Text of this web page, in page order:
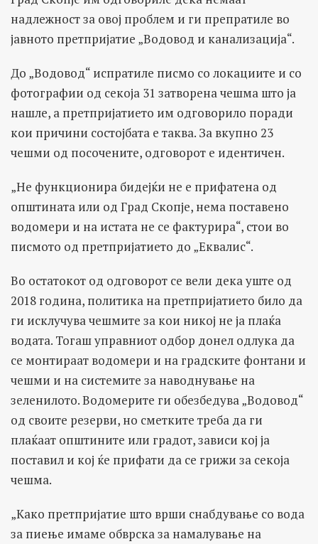
надлежност за овој проблем и ги препратиле во
јавното претпријатие „Водовод и канализација“.
До „Водовод“ испратиле писмо со локациите и со
фотографии од секоја 31 затворена чешма што ја
нашле, а претпријатието им одговорило поради
кои причини состојбата е таква. За вкупно 23
чешми од посочените, одговорот е идентичен.
„Не функционира бидејќи не е прифатена од
општината или од Град Скопје, нема поставено
водомери и на истата не се фактурира“, стои во
писмото од претпријатието до „Еквалис“.
Во остатокот од одговорот се вели дека уште од
2018 година, политика на претпријатието било да
ги исклучува чешмите за кои никој не ја плаќа
водата. Тогаш управниот одбор донел одлука да
се монтираат водомери и на градските фонтани и
чешми и на системите за наводнување на
зеленилото. Водомерите ги обезбедува „Водовод“
од своите резерви, но сметките треба да ги
плаќаат општините или градот, зависи кој ја
поставил и кој ќе прифати да се грижи за секоја
чешма.
„Како претпријатие што врши снабдување со вода
за пиење имаме обврска за намалување на